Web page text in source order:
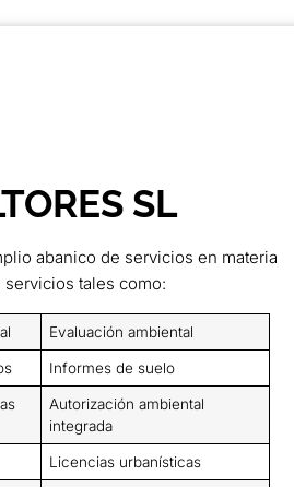
SL
abanico de servicios en materia
tales como:
Evaluación ambiental
Informes de suelo
Autorización ambiental
integrada
Licencias urbanísticas